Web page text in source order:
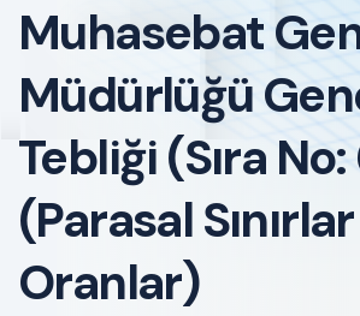
Muhasebat
Müdürlüğü
Tebliği (Sıra
(Parasal
Oranlar)